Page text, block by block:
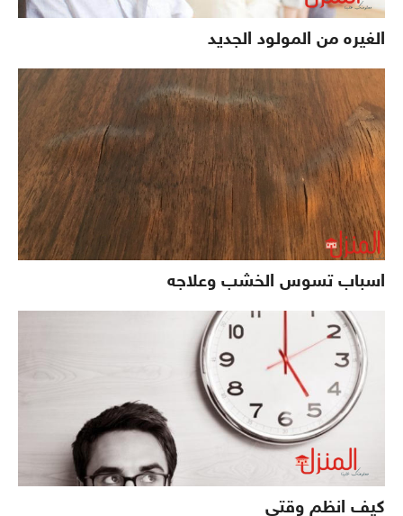
الغيره من المولود الجديد
اسباب تسوس الخشب وعلاجه
كيف انظم وقتي